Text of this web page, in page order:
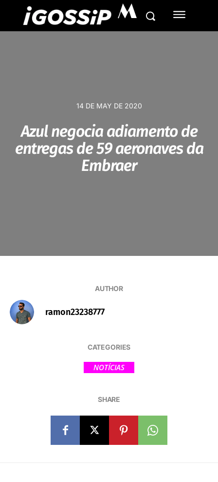
M
14 DE MAY DE 2020
Azul negocia adiamento de
entregas de 59 aeronaves da
Embraer
AUTHOR
ramon23238777
CATEGORIES
NOTÍCIAS
SHARE